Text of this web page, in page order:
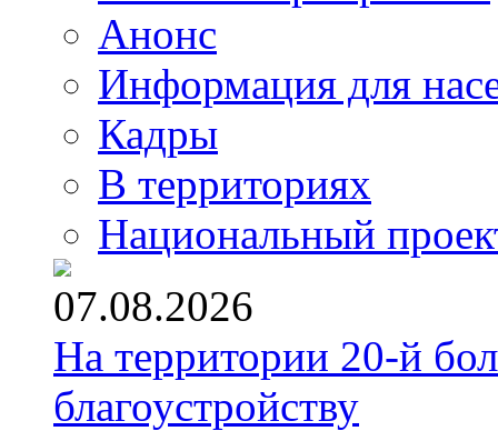
Анонс
Информация для
Кадры
В территориях
Национальный
07.08.2026
На территории 20-й
благоустройству